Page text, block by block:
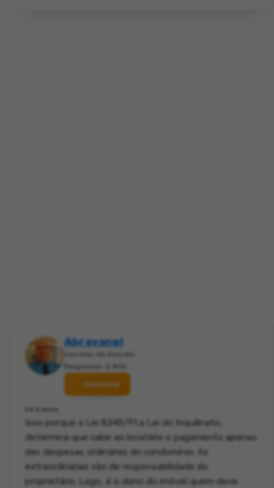
Abravanel
Corretor de imóveis
Respostas: 2.400
Contatar
há 6 anos
Isso porque a Lei 8245/91,a Lei do Inquilinato,
determina que cabe ao locatário o pagamento apenas
das despesas ordinárias do condomínio. As
extraordinárias são de responsabilidade do
proprietário. Logo, é o dono do imóvel quem deve